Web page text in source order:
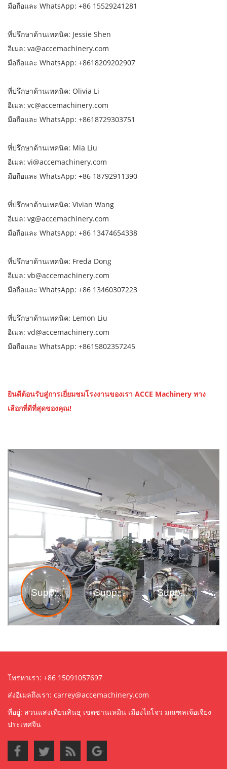
มือถือและ WhatsApp: +86 15529241281
ที่ปรึกษาด้านเทคนิค: Jessie Shen
อีเมล: va@accemachinery.com
มือถือและ WhatsApp: +8618209202907
ที่ปรึกษาด้านเทคนิค: Olivia Li
อีเมล: vc@accemachinery.com
มือถือและ WhatsApp: +8618729303751
ที่ปรึกษาด้านเทคนิค: Mia Liu
อีเมล: vi@accemachinery.com
มือถือและ WhatsApp: +86 18792911390
ที่ปรึกษาด้านเทคนิค: Vivian Wang
อีเมล: vg@accemachinery.com
มือถือและ WhatsApp: +86 13474654338
ที่ปรึกษาด้านเทคนิค: Freda Dong
อีเมล: vb@accemachinery.com
มือถือและ WhatsApp: +86 13460307223
ที่ปรึกษาด้านเทคนิค: Lemon Liu
อีเมล: vd@accemachinery.com
มือถือและ WhatsApp: +8615802357245
ยินดีต้อนรับสู่การเยี่ยมชมโรงงานของเรา ACCE Machinery ทาง
เลือกที่ดีที่สุดของคุณ!
โทรหาเรา: +86 15091057697
ส่งอีเมลถึงเรา: carrey@accemachinery.com
ที่อยู่: สวนแสงเทียนสินธุ เขตซานเหมิน เมืองไถโจว มณฑลเจ้อเจียง
ประเทศจีน